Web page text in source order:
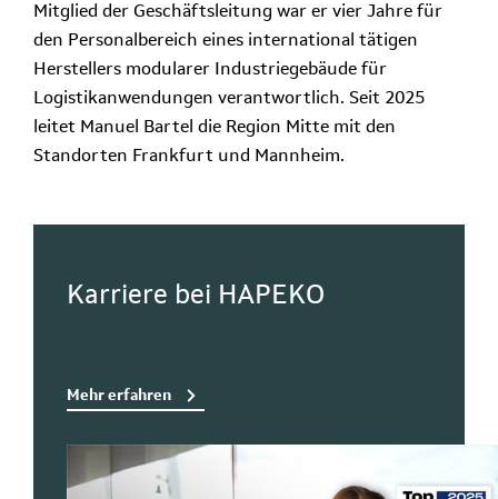
Mitglied der Geschäftsleitung war er vier Jahre für
den Personalbereich eines international tätigen
Herstellers modularer Industriegebäude für
Logistikanwendungen verantwortlich. Seit 2025
leitet Manuel Bartel die Region Mitte mit den
Standorten Frankfurt und Mannheim.
Karriere bei HAPEKO
Mehr erfahren